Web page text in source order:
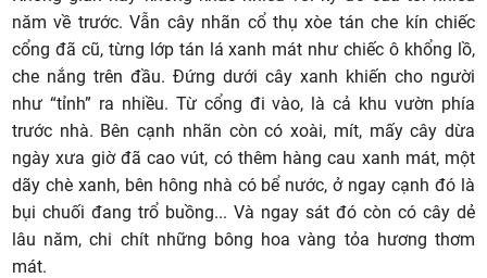
năm về trước. Vẫn cây nhãn cổ thụ xòe tán che kín chiếc
cổng đã cũ, từng lớp tán lá xanh mát như chiếc ô khổng lồ,
che nắng trên đầu. Đứng dưới cây xanh khiến cho người
như “tỉnh” ra nhiều. Từ cổng đi vào, là cả khu vườn phía
trước nhà. Bên cạnh nhãn còn có xoài, mít, mấy cây dừa
ngày xưa giờ đã cao vút, có thêm hàng cau xanh mát, một
dãy chè xanh, bên hông nhà có bể nước, ở ngay cạnh đó là
bụi chuối đang trổ buồng... Và ngay sát đó còn có cây dẻ
lâu năm, chi chít những bông hoa vàng tỏa hương thơm
mát.